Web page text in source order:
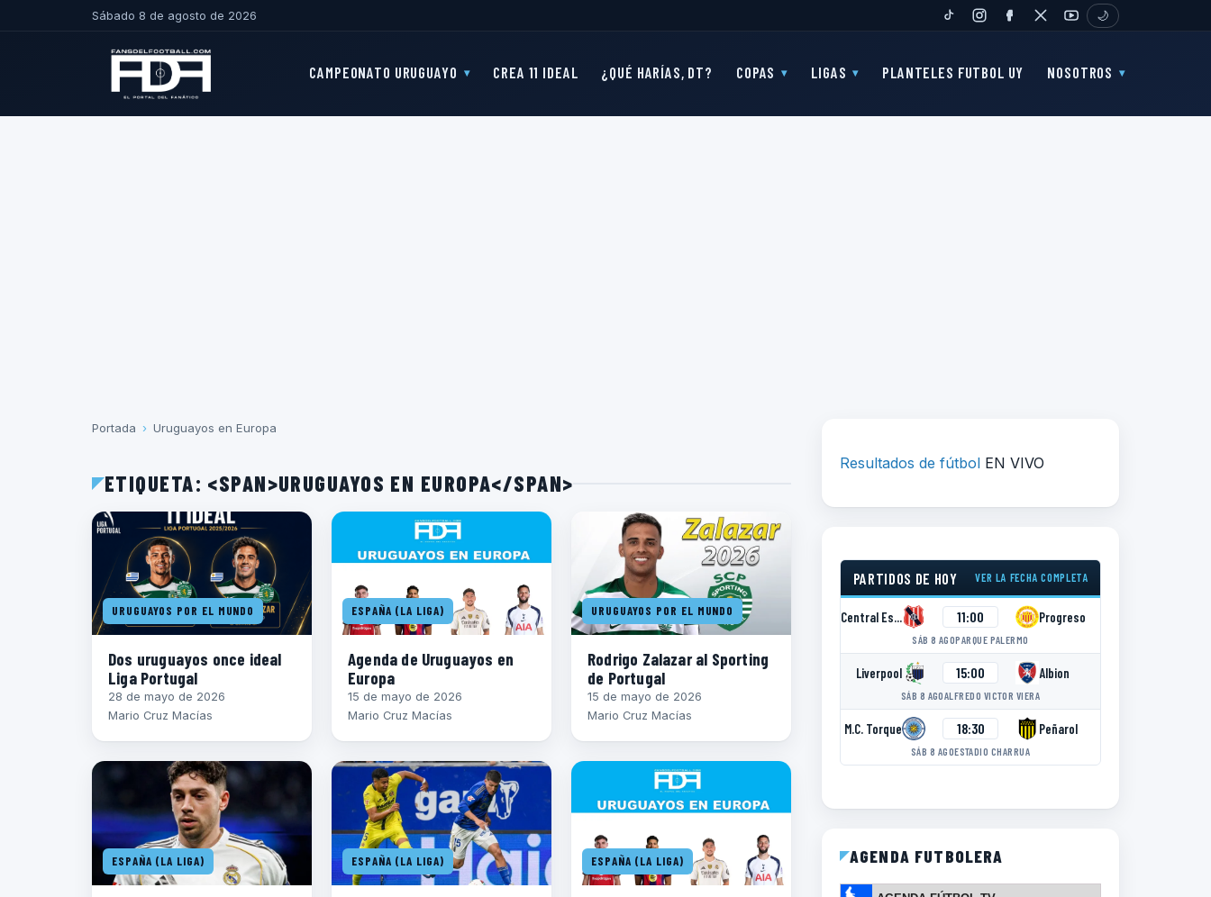
Sábado 8 de agosto de 2026
TIKTOKINSTAGRAM
FANPAGETWITTERYOUTUBE
🌙
CAMPEONATO URUGUAYO CREA 11 IDEAL ¿QUÉ HARÍAS, DT? COPAS LIGAS PLANTELES FUTBOL UY NOSOTROS
Portada › Uruguayos en Europa
ETIQUETA: <SPAN>URUGUAYOS EN EUROPA</SPAN>
URUGUAYOS POR EL MUNDO
Dos uruguayos once ideal
Liga Portugal
28 de mayo de 2026
Mario Cruz Macías
ESPAÑA (LA LIGA)
Agenda de Uruguayos en
Europa
15 de mayo de 2026
Mario Cruz Macías
URUGUAYOS POR EL MUNDO
Rodrigo Zalazar al Sporting
de Portugal
15 de mayo de 2026
Mario Cruz Macías
ESPAÑA (LA LIGA) ESPAÑA (LA LIGA) ESPAÑA (LA LIGA)
Resultados de fútbol EN VIVO
PARTIDOS DE HOY VER LA FECHA COMPLETA
Central Español 11:00 Progreso
SÁB 8 AGOPARQUE PALERMO
Liverpool 15:00 Albion
SÁB 8 AGOALFREDO VICTOR VIERA
M.C. Torque 18:30 Peñarol
SÁB 8 AGOESTADIO CHARRUA
AGENDA FUTBOLERA